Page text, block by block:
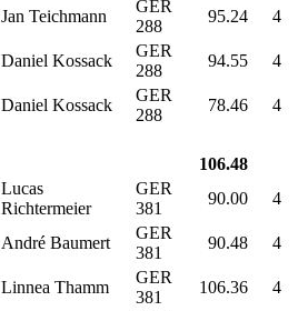
Jan Teichmann
GER
288
95.24 4
Daniel Kossack
GER
288
94.55
4
Daniel Kossack
GER
288
78.46 4
106.48
Lucas
Richtermeier
GER
381
90.00
4
André Baumert
GER
381
90.48 4
Linnea Thamm
GER
381
106.36 4